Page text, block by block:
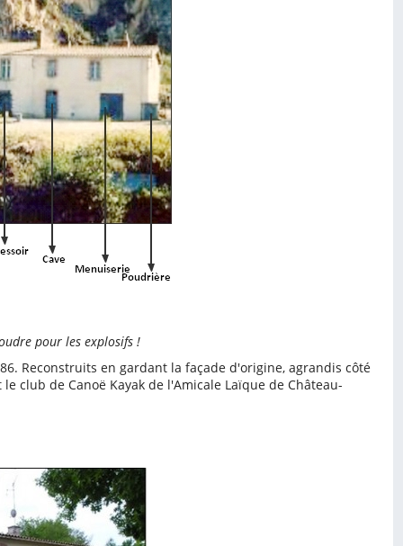
pour les explosifs !
Reconstruits en gardant la façade d'origine, agrandis côté
club de Canoë Kayak de l'Amicale Laïque de Château-